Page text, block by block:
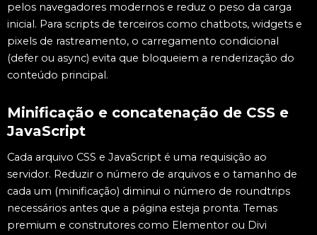
pelos navegadores modernos e reduz o peso da carga
inicial. Para scripts de terceiros como chatbots, widgets e
pixels de rastreamento, o carregamento condicional
(defer ou async) evita que bloqueiem a renderização do
conteúdo principal.
Minificação e concatenação de CSS e
JavaScript
Cada arquivo CSS e JavaScript é uma requisição ao
servidor. Reduzir o número de arquivos e o tamanho de
cada um (minificação) diminui o número de roundtrips
necessários antes que a página esteja pronta. Temas
premium e construtores como Elementor ou Divi